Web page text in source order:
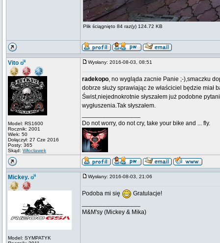
Plik ściągnięto 84 raz(y) 124.72 KB
Vito
Model: RS1600
Rocznik: 2001
Wiek: 50
Dołączył: 27 Cze 2016
Posty: 365
Skąd: Włocławek
Wysłany: 2016-08-03, 08:51
radekopo, no wygląda zacnie Panie ;-),smaczku
dobrze służy sprawiając że właściciel będzie miał
Świst,niejednokrotnie słyszałem już podobne
wygłuszenia.Tak słyszałem.
Do not worry, do not cry, take your bike and ... fly.
Mickey.
Model: SYMPATYK
Wysłany: 2016-08-03, 21:06
Podoba mi się
Gratulacje!
M&M'sy (Mickey & Mika)